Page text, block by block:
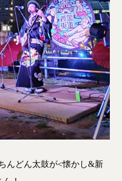
んどん太鼓が<懐かし&新